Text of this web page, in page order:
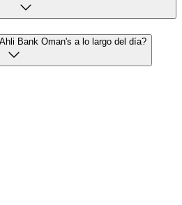
Bank Oman's a lo largo del día?